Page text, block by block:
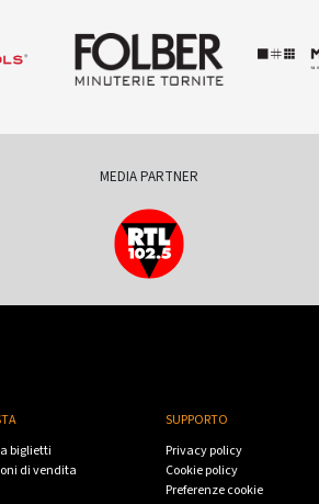
MEDIA PARTNER
biglietti
di vendita
SUPPORTO
Privacy policy
Cookie policy
Preferenze cookie